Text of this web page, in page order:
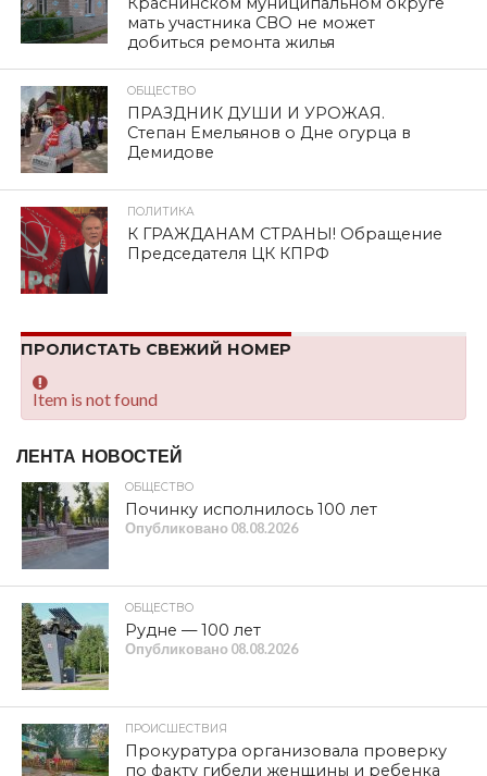
мать участника СВО не может
добиться ремонта жилья
ОБЩЕСТВО
ПРАЗДНИК ДУШИ И УРОЖАЯ.
Степан Емельянов о Дне огурца в
Демидове
ПОЛИТИКА
К ГРАЖДАНАМ СТРАНЫ! Обращение
Председателя ЦК КПРФ
ПРОЛИСТАТЬ СВЕЖИЙ НОМЕР
Item is not found
ЛЕНТА НОВОСТЕЙ
ОБЩЕСТВО
Починку исполнилось 100 лет
Опубликовано 08.08.2026
ОБЩЕСТВО
Рудне — 100 лет
Опубликовано 08.08.2026
ПРОИСШЕСТВИЯ
Прокуратура организовала проверку
по факту гибели женщины и ребенка